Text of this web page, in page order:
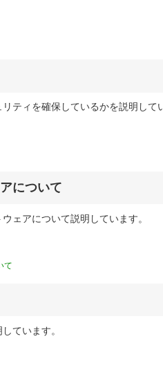
ティを確保しているかを説明して
について
ェアについて説明しています。
て
ています。